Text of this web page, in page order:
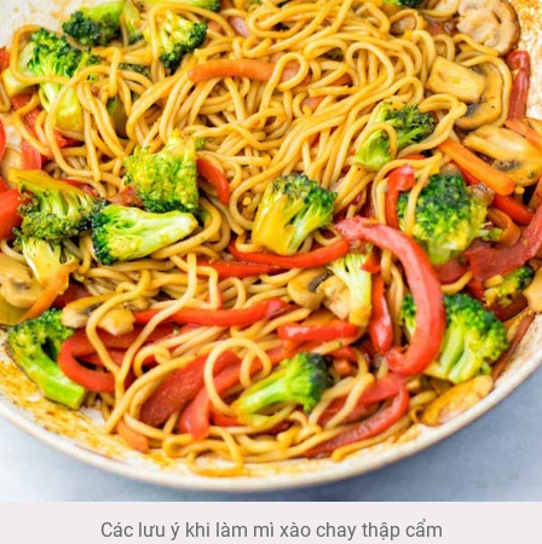
Các lưu ý khi làm mì xào chay thập cẩm